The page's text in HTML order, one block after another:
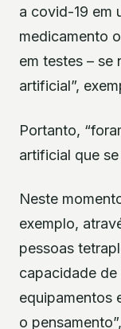
a covid-19 em
medicamento
em testes – se
artificial”,
Portanto,
artificial que
Neste
exemplo,
pessoas
capacidade de
equipamentos
o